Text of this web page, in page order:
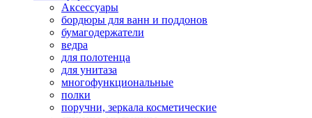
Аксессуары
бордюры для ванн и поддонов
бумагодержатели
ведра
для полотенца
для унитаза
многофункциональные
полки
поручни, зеркала косметические